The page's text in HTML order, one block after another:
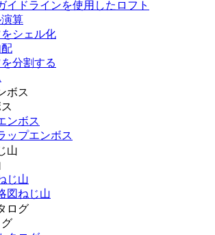
イドラインを使用したロフト
算
シェル化
分割する
ボス
ンボス
ップエンボス
山
じ山
図ねじ山
ログ